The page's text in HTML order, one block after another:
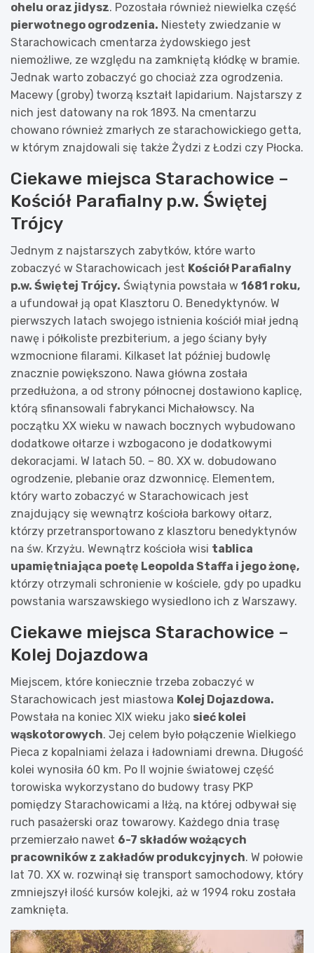
ohelu oraz jidysz. Pozostała również niewielka część
pierwotnego ogrodzenia. Niestety zwiedzanie w
Starachowicach cmentarza żydowskiego jest
niemożliwe, ze względu na zamkniętą kłódkę w bramie.
Jednak warto zobaczyć go chociaż zza ogrodzenia.
Macewy (groby) tworzą kształt lapidarium. Najstarszy z
nich jest datowany na rok 1893. Na cmentarzu
chowano również zmarłych ze starachowickiego getta,
w którym znajdowali się także Żydzi z Łodzi czy Płocka.
Ciekawe miejsca Starachowice –
Kościół Parafialny p.w. Świętej
Trójcy
Jednym z najstarszych zabytków, które warto
zobaczyć w Starachowicach jest Kościół Parafialny
p.w. Świętej Trójcy. Świątynia powstała w 1681 roku,
a ufundował ją opat Klasztoru O. Benedyktynów. W
pierwszych latach swojego istnienia kościół miał jedną
nawę i półkoliste prezbiterium, a jego ściany były
wzmocnione filarami. Kilkaset lat później budowlę
znacznie powiększono. Nawa główna została
przedłużona, a od strony północnej dostawiono kaplicę,
którą sfinansowali fabrykanci Michałowscy. Na
początku XX wieku w nawach bocznych wybudowano
dodatkowe ołtarze i wzbogacono je dodatkowymi
dekoracjami. W latach 50. – 80. XX w. dobudowano
ogrodzenie, plebanie oraz dzwonnicę. Elementem,
który warto zobaczyć w Starachowicach jest
znajdujący się wewnątrz kościoła barkowy ołtarz,
którzy przetransportowano z klasztoru benedyktynów
na św. Krzyżu. Wewnątrz kościoła wisi tablica
upamiętniająca poetę Leopolda Staffa i jego żonę,
którzy otrzymali schronienie w kościele, gdy po upadku
powstania warszawskiego wysiedlono ich z Warszawy.
Ciekawe miejsca Starachowice –
Kolej Dojazdowa
Miejscem, które koniecznie trzeba zobaczyć w
Starachowicach jest miastowa Kolej Dojazdowa.
Powstała na koniec XIX wieku jako sieć kolei
wąskotorowych. Jej celem było połączenie Wielkiego
Pieca z kopalniami żelaza i ładowniami drewna. Długość
kolei wynosiła 60 km. Po II wojnie światowej część
torowiska wykorzystano do budowy trasy PKP
pomiędzy Starachowicami a Iłżą, na której odbywał się
ruch pasażerski oraz towarowy. Każdego dnia trasę
przemierzało nawet 6-7 składów wożących
pracowników z zakładów produkcyjnych. W połowie
lat 70. XX w. rozwinął się transport samochodowy, który
zmniejszył ilość kursów kolejki, aż w 1994 roku została
zamknięta.